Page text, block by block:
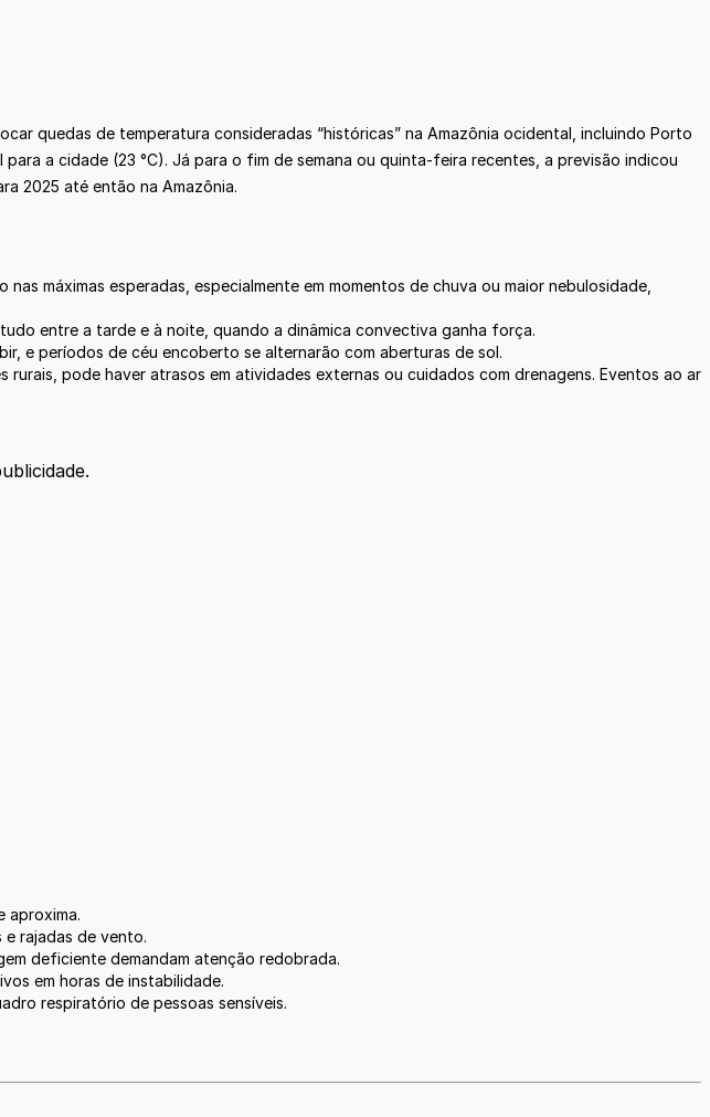
quedas de temperatura consideradas “históricas” na Amazônia ocidental, incluindo Porto
a cidade (23 °C). Já para o fim de semana ou quinta-feira recentes, a previsão indicou
2025 até então na Amazônia.
máximas esperadas, especialmente em momentos de chuva ou maior nebulosidade,
entre a tarde e à noite, quando a dinâmica convectiva ganha força.
e períodos de céu encoberto se alternarão com aberturas de sol.
rurais, pode haver atrasos em atividades externas ou cuidados com drenagens. Eventos ao ar
aproxima.
e rajadas de vento.
deficiente demandam atenção redobrada.
em horas de instabilidade.
respiratório de pessoas sensíveis.